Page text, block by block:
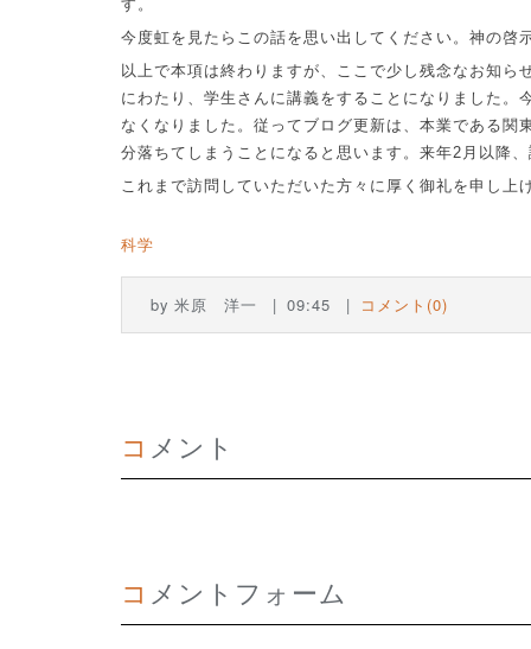
す。
今度虹を見たらこの話を思い出してください。神の
以上で本項は終わりますが、ここで少し残念なお知
にわたり、学生さんに講義をすることになりました
なくなりました。従ってブログ更新は、本業である
分落ちてしまうことになると思います。来年2 月以降
これまで訪問していただいた方々に厚く御礼を申し
科学
by 米原 洋一 09:45 コメント(0)
コメント
コメントフォーム